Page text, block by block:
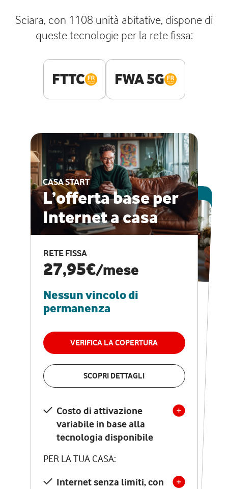
Sciara, con 1108 unità abitative, dispone di
queste tecnologie per la rete fissa:
FTTC FWA 5G
CASA START
L’offerta base per
Internet a casa
RETE FISSA
27,95€/mese
Nessun vincolo di
permanenza
VERIFICA LA COPERTURA
SCOPRI DETTAGLI
Costo di attivazione
variabile in base alla
tecnologia disponibile
PER LA TUA CASA:
Internet senza limiti, con
ESCLUSIVA ONLINE
CASA PRO
Internet veloce e
vantaggi speciali
RETE FISSA + VODAFONE CLUB
29,95€
permanenza
VERIFICA LA COPERTURA
Costo di attivazione
variabile in base alla
tecnologia disponibile
PER LA TUA CASA:
Internet senza limiti, con
la migliore tecnologia